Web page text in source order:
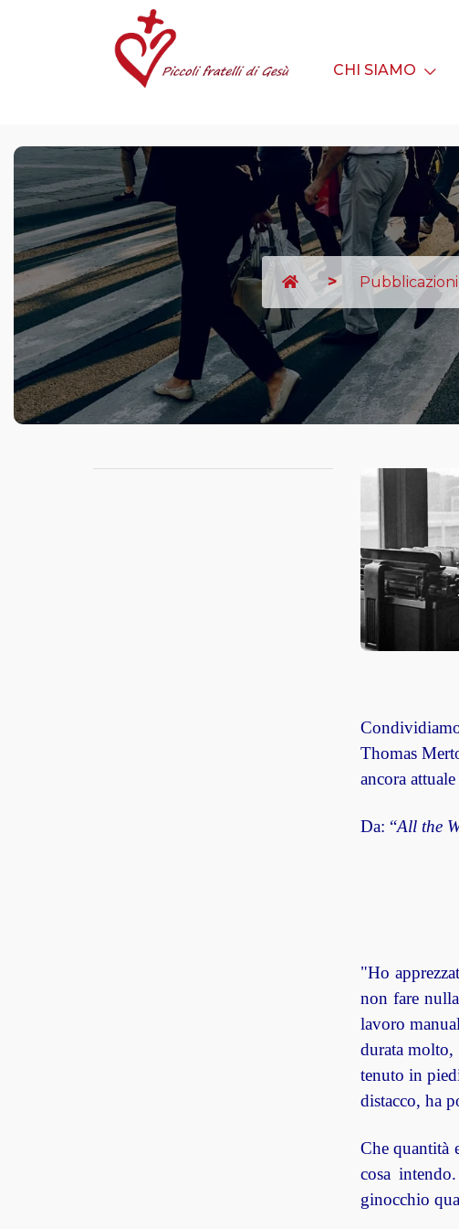
CHI SIAMO
Pubblicazioni
Thomas
ancora
Da: “All the
"Ho
non fare
lavoro
durata
tenuto in
distacco, ha
Che quantità
cosa
ginocchio